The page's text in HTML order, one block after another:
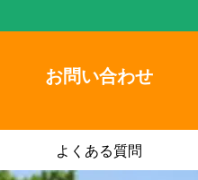
お問い合わせ
よくある質問